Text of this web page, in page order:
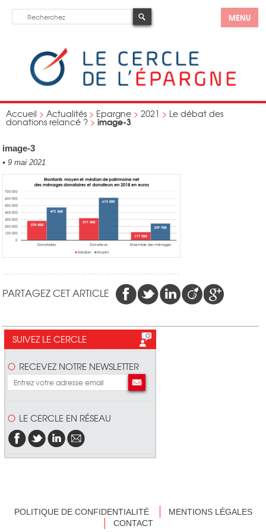
MENU
Accueil > Actualités > Epargne > 2021 > Le débat des
donations relancé ? > image-3
image-3
• 9 mai 2021
PARTAGEZ CET ARTICLE
SUIVEZ LE CERCLE
RECEVEZ NOTRE NEWSLETTER
LE CERCLE EN RÉSEAU
POLITIQUE DE CONFIDENTIALITÉ
MENTIONS LÉGALES
CONTACT